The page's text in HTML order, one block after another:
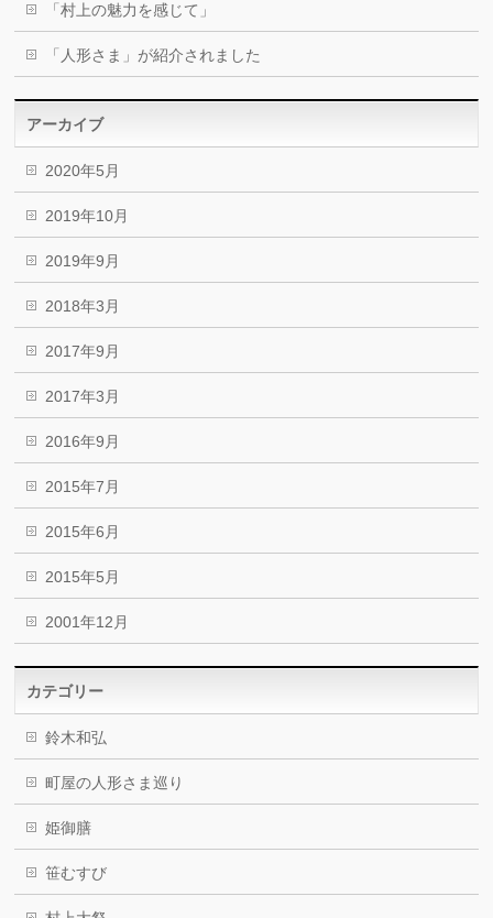
「村上の魅力を感じて」
「人形さま」が紹介されました
アーカイブ
2020年5月
2019年10月
2019年9月
2018年3月
2017年9月
2017年3月
2016年9月
2015年7月
2015年6月
2015年5月
2001年12月
カテゴリー
鈴木和弘
町屋の人形さま巡り
姫御膳
笹むすび